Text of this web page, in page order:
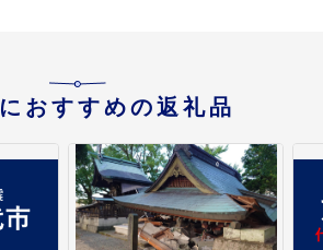
おすすめの返礼品